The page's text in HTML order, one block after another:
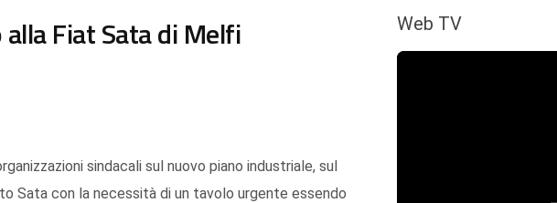
Fiat Sata di Melfi
sindacali sul nuovo piano industriale, sul
Sata con la necessità di un tavolo urgente essendo
Web TV